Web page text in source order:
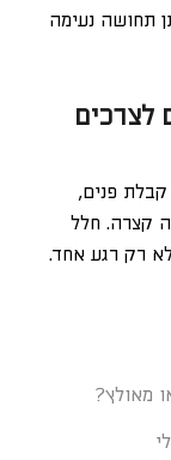
תחושה נעימה
לצרכים
פנים,
קצרה. חלל
רק רגע אחד.
מאולץ?